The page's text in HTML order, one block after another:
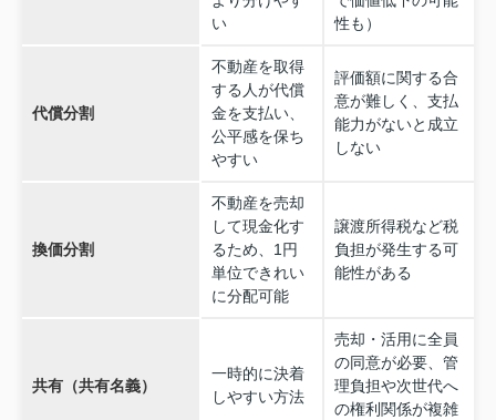
い
性も）
代償分割
不動産を取得
する人が代償
金を支払い、
公平感を保ち
やすい
評価額に関する合
意が難しく、支払
能力がないと成立
しない
換価分割
不動産を売却
して現金化す
るため、1円
単位できれい
に分配可能
譲渡所得税など税
負担が発生する可
能性がある
共有（共有名義）
一時的に決着
しやすい方法
売却・活用に全員
の同意が必要、管
理負担や次世代へ
の権利関係が複雑